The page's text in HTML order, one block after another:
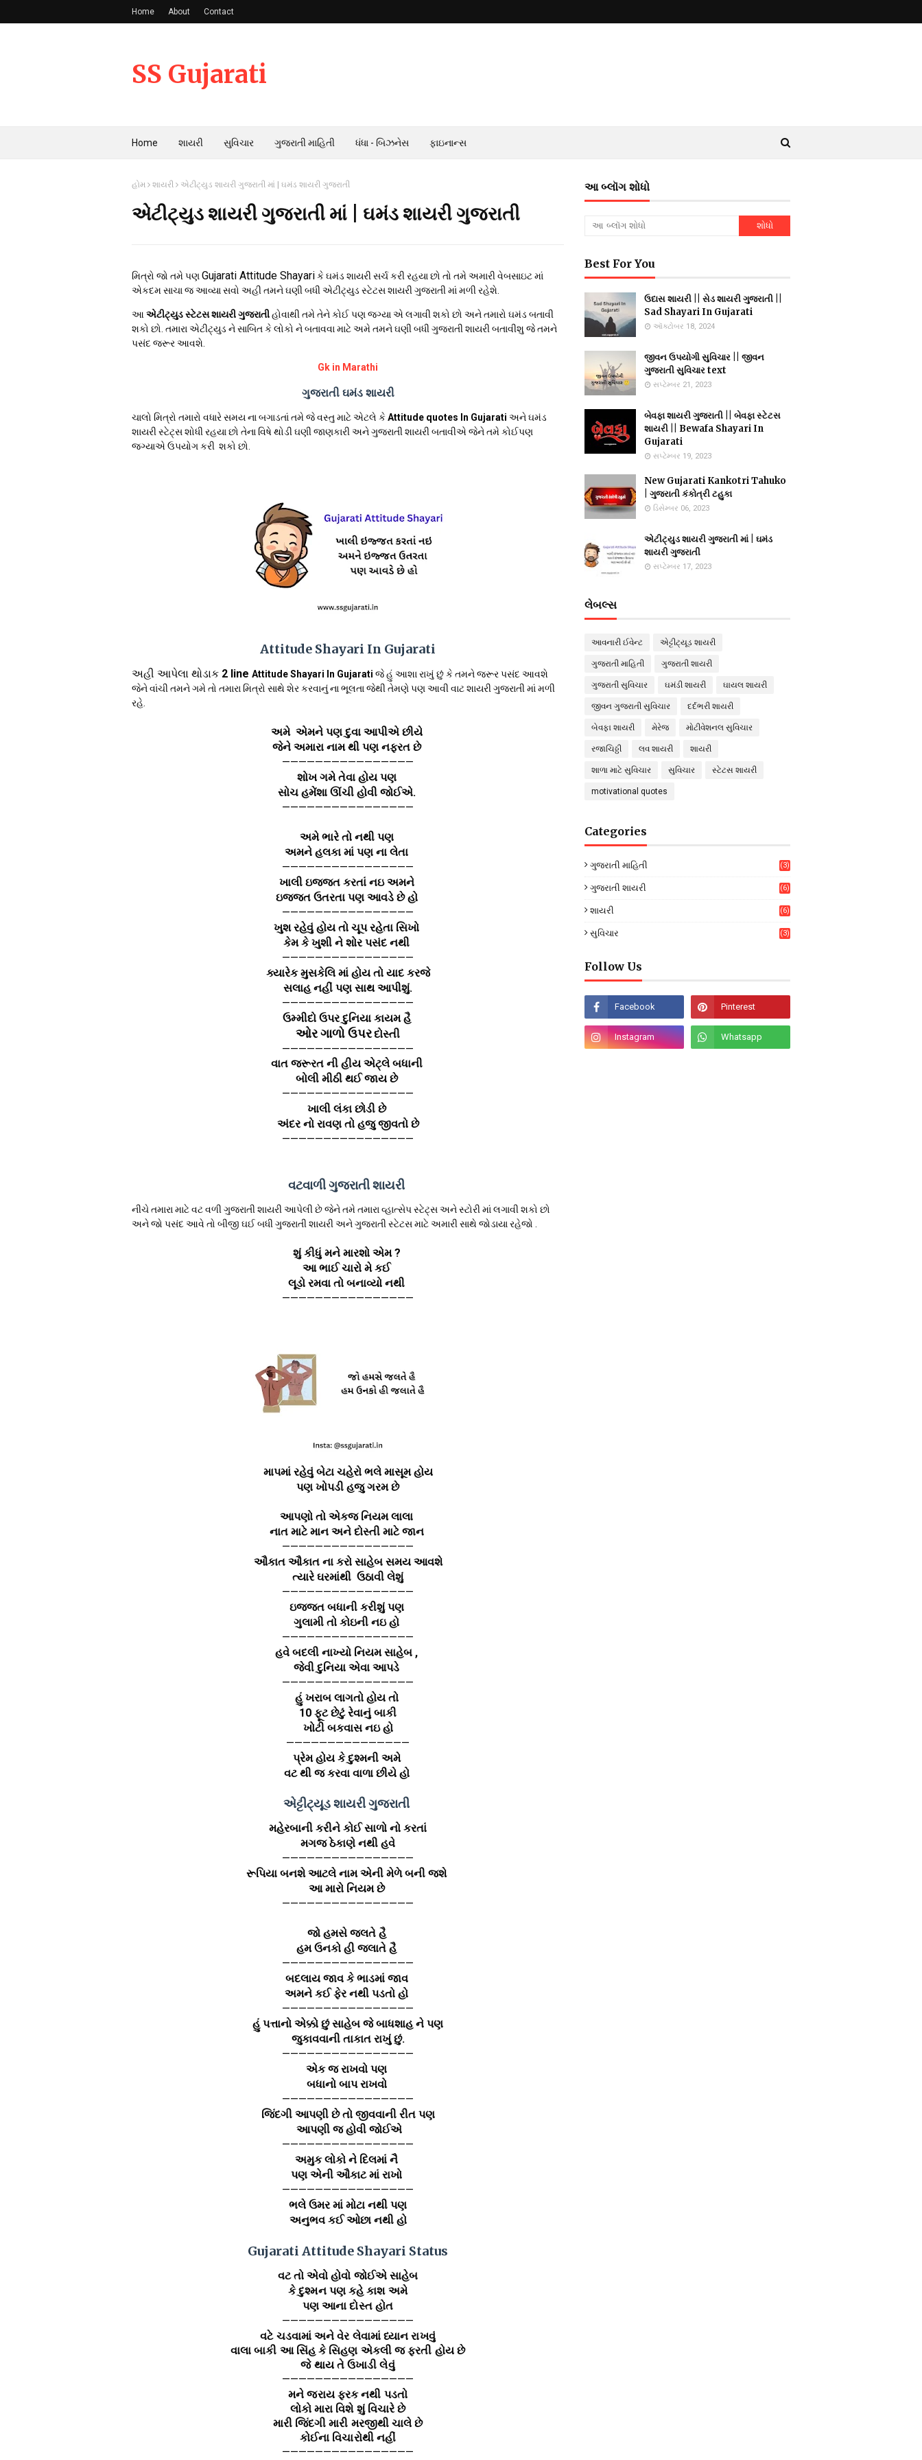
Home About Contact
SS Gujarati
Home શાયરી સુવિચાર ગુજરાતી માહિતી ધંધા - બિઝનેસ ફાઇનાન્સ
હોમ શાયરી એટીટ્યુડ શાયરી ગુજરાતી માં | ઘમંડ શાયરી ગુજરાતી
એટીટ્યુડ શાયરી ગુજરાતી માં | ઘમંડ શાયરી ગુજરાતી
મિત્રો જો તમે પણ Gujarati Attitude Shayariકે ઘમંડ શાયરી સર્ચ કરી રહયા છો તો તમે અમારી વેબસાઇટ માં
એકદમ સાચા જ આવ્યા સવો અહી તમને ઘણી બધી એટીટ્યુડ સ્ટેટસ શાયરી ગુજરાતી માં મળી રહેશે.
આ એટીટ્યુડ સ્ટેટસ શાયરી ગુજરાતીહોવાથી તમે તેને કોઈ પણ જગ્યા એ લગાવી શકો છો અને તમારો ઘમંડ બતાવી
શકો છો. તમારા એટીટ્યુડ ને સાબિત કે લોકો ને બતાવવા માટે અમે તમને ઘણી બધી ગુજરાતી શાયરી બતાવીશુ જે તમને
પસંદ જરૂર આવશે.
Gk in Marathi
ગુજરાતી ઘમંડ શાયરી
ચાલો મિત્રો તમારો વધારે સમય ના બગાડતાં તમે જે વસ્તુ માટે એટલે કેAttitude quotes In Gujarati અને ઘમંડ
શાયરી સ્ટેટ્સ શોધી રહયા છો તેના વિષે થોડી ઘણી જાણકારી અને ગુજરાતી શાયરી બતાવીએ જેને તમે કોઈપણ
જગ્યાએ ઉપયોગ કરી શકો છો.
Attitude Shayari In Gujarati
અહી આપેલા થોડાક 2 line Attitude Shayari In Gujarati જે હું આશા રાખું છું કે તમને જરૂર પસંદ આવશે
જેને વાંચી તમને ગમે તો તમારા મિત્રો સાથે શેર કરવાનું ના ભૂલતા જેથી તેમણે પણ આવી વાટ શાયરી ગુજરાતી માં મળી
રહે.
અમે એમને પણ દુવા આપીએ છીયે
જેને અમારા નામ થી પણ નફરત છે
————————————————
શોખ ગમે તેવા હોય પણ
સોચ હમેંશા ઊંચી હોવી જોઈએ.
————————————————
અમે ભારે તો નથી પણ
અમને હલકા માં પણ ના લેતા
————————————————
ખાલી ઇજ્જત કરતાં નઇ અમને
ઇજ્જત ઉતરતા પણ આવડે છે હો
————————————————
ખુશ રહેવું હોય તો ચૂપ રહેતા સિખો
કેમ કે ખુશી ને શોર પસંદ નથી
————————————————
ક્યારેક મુસકેલિ માં હોય તો યાદ કરજે
સલાહ નહીં પણ સાથ આપીશું.
————————————————
ઉમ્મીદો ઉપર દુનિયા કાયમ હૈ
ઓર ગાળો ઉપરદોસ્તી
————————————————
વાત જરૂરત ની હીય એટ્લે બધાની
બોલી મીઠી થઈ જાય છે
————————————————
ખાલી લંકા છોડી છે
અંદર નો રાવણ તો હજુ જીવતો છે
————————————————
વટવાળી ગુજરાતી શાયરી
નીચે તમારા માટે વટ વળી ગુજરાતી શાયરી આપેલી છે જેને તમે તમારા વ્હાત્સેપ સ્ટેટ્સ અને સ્ટોરી માં લગાવી શકો છો
અને જો પસંદ આવે તો બીજી ઘઈ બધી ગુજરાતી શાયરી અને ગુજરાતી સ્ટેટસ માટે અમારી સાથે જોડાયા રહેજો .
શું કીધું મને મારશો એમ ?
આ ભાઈ ચારો મે કઈ
લૂડો રમવા તો બનાવ્યો નથી
————————————————
માપમાં રહેવું બેટા ચહેરો ભલે માસૂમ હોય
પણ ખોપડી હજુ ગરમ છે
આપણો તો એકજ નિયમ લાલા
નાત માટે માન અને દોસ્તી માટે જાન
————————————————
ઔકાત ઔકાત ના કરો સાહેબ સમય આવશે
ત્યારે ઘરમાંથી ઉઠાવી લેશું
————————————————
ઇજ્જત બધાની કરીશું પણ
ગુલામી તો કોઇની નઇ હો
————————————————
હવે બદલી નાખ્યો નિયમ સાહેબ ,
જેવી દુનિયા એવા આપડે
————————————————
હું ખરાબ લાગતો હોય તો
10 ફૂટ છેટું રેવાનું બાકી
ખોટી બકવાસ નઇ હો
———————————————
પ્રેમ હોય કે દુશ્મની અમે
વટ થી જ કરવા વાળા છીયે હો
એટ્ટીટ્યૂડ શાયરી ગુજરાતી
મહેરબાની કરીને કોઈ સાળો નો કરતાં
મગજ ઠેકાણે નથી હવે
————————————————
રૂપિયા બનશે આટલે નામ એની મેળે બની જશે
આ મારો નિયમ છે
————————————————
જો હમસે જલતે હૈ
હમ ઉનકો હી જલાતે હૈ
————————————————
બદલાય જાવ કે ભાડમાં જાવ
અમને કઈ ફેર નથી પડતો હો
————————————————
હું પત્તાનો એક્કો છું સાહેબ જે બાધશાહ ને પણ
જુકાવવાની તાકાત રાખું છું.
————————————————
એક જ રાખવો પણ
બધાનો બાપ રાખવો
————————————————
જિંદગી આપણી છે તો જીવવાની રીત પણ
આપણી જ હોવી જોઈએ
————————————————
અમુક લોકો ને દિલમાં નૈ
પણ એની ઔકાટ માં રાખો
————————————————
ભલે ઉમર માં મોટા નથી પણ
અનુભવ કઈ ઓછા નથી હો
Gujarati Attitude Shayari Status
વટ તો એવો હોવો જોઈએ સાહેબ
કે દુશ્મન પણ કહે કાશ અમે
પણ આના દોસ્ત હોત
————————————————
વટે ચડવામાં અને વેર લેવામાં ધ્યાન રાખવું
વાલા બાકી આ સિંહ કે સિહણ એકલી જ ફરતી હોય છે
જે થાય તે ઉખાડી લેવું
————————————————
મને જરાય ફરક નથી પડતો
લોકો મારા વિશે શું વિચારે છે
મારી જિંદગી મારી મરજીથી ચાલે છે
કોઈના વિચારોથી નહીં
————————————————
આ બ્લૉગ શોધો
Best For You
ઉદાસ શાયરી || સેડ શાયરી ગુજરાતી ||
Sad Shayari In Gujarati
ઑક્ટોબર 18, 2024
જીવન ઉપયોગી સુવિચાર || જીવન
ગુજરાતી સુવિચાર text
સપ્ટેમ્બર 21, 2023
બેવફા શાયરી ગુજરાતી || બેવફા સ્ટેટસ
શાયરી || Bewafa Shayari In
Gujarati
સપ્ટેમ્બર 19, 2023
New Gujarati Kankotri Tahuko
| ગુજરાતી કંકોત્રી ટહુકા
ડિસેમ્બર 06, 2023
એટીટ્યુડ શાયરી ગુજરાતી માં | ઘમંડ
શાયરી ગુજરાતી
સપ્ટેમ્બર 17, 2023
લેબલ્સ
આવનારી ઈવેન્ટ એટ્ટીટ્યૂડ શાયરી
ગુજરાતી માહિતી ગુજરાતી શાયરી
ગુજરાતી સુવિચાર ઘમંડી શાયરી ઘાયલ શાયરી
જીવન ગુજરાતી સુવિચાર દર્દભરી શાયરી
બેવફા શાયરી મેરેજ મોટીવેશનલ સુવિચાર
રજાચિઠ્ઠી લવ શાયરી શાયરી
શાળા માટે સુવિચાર સુવિચાર સ્ટેટસ શાયરી
motivational quotes
Categories
ગુજરાતી માહિતી (3)
ગુજરાતી શાયરી (6)
શાયરી (6)
સુવિચાર (3)
Follow Us